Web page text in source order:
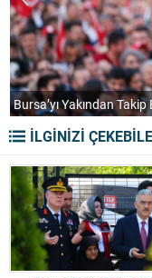
Takip Ediyoruz!
İLGİNİZİ